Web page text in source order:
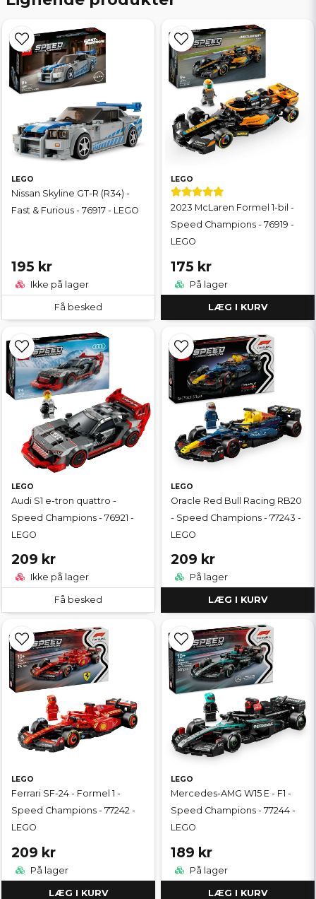
LEGO
Nissan Skyline GT-R (R34) -
Fast & Furious - 76917 - LEGO
195 kr
Ikke på lager
Få besked
LEGO
2023 McLaren Formel 1-bil -
Speed Champions - 76919 -
LEGO
175 kr
På lager
LÆG I KURV
LEGO
Audi S1 e-tron quattro -
Speed Champions - 76921 -
LEGO
209 kr
Ikke på lager
Få besked
LEGO
Oracle Red Bull Racing RB20
- Speed Champions - 77243 -
LEGO
209 kr
På lager
LÆG I KURV
LEGO
Ferrari SF-24 - Formel 1 -
Speed Champions - 77242 -
LEGO
209 kr
På lager
LÆG I KURV
LEGO
Mercedes-AMG W15 E - F1 -
Speed Champions - 77244 -
LEGO
189 kr
På lager
LÆG I KURV